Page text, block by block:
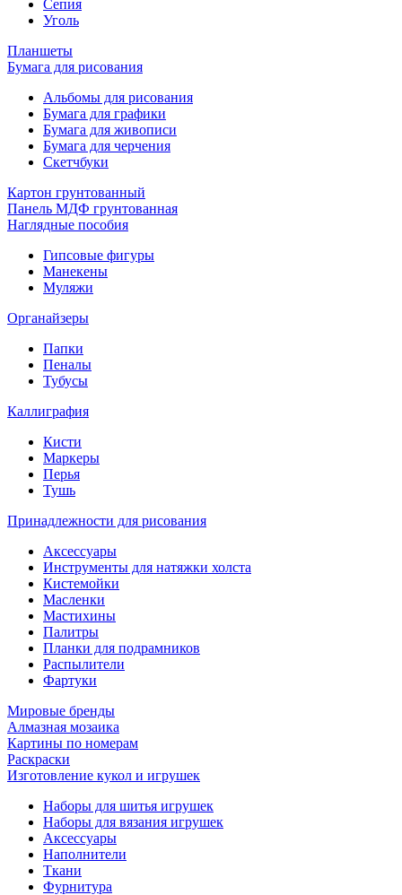
Сепия
Уголь
Планшеты
Бумага для рисования
Альбомы для рисования
Бумага для графики
Бумага для живописи
Бумага для черчения
Скетчбуки
Картон грунтованный
Панель МДФ грунтованная
Наглядные пособия
Гипсовые фигуры
Манекены
Муляжи
Органайзеры
Папки
Пеналы
Тубусы
Каллиграфия
Кисти
Маркеры
Перья
Тушь
Принадлежности для рисования
Аксессуары
Инструменты для натяжки холста
Кистемойки
Масленки
Мастихины
Палитры
Планки для подрамников
Распылители
Фартуки
Мировые бренды
Алмазная мозаика
Картины по номерам
Раскраски
Изготовление кукол и игрушек
Наборы для шитья игрушек
Наборы для вязания игрушек
Аксессуары
Наполнители
Ткани
Фурнитура